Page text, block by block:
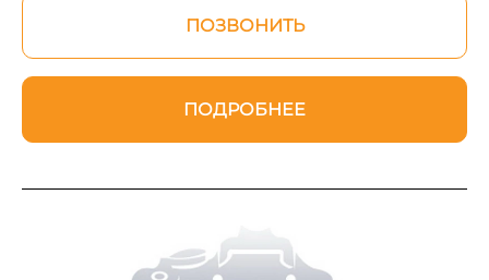
ПОЗВОНИТЬ
ПОДРОБНЕЕ